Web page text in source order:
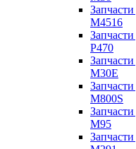
M4516
P470
M30E
M800S
M95